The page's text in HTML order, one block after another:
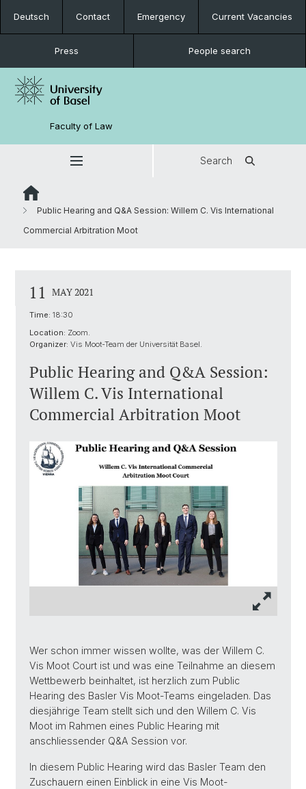
Deutsch Contact Emergency Current Vacancies
Press People search
Faculty of Law
Search
Public Hearing and Q&A Session: Willem C. Vis International
Commercial Arbitration Moot
11 MAY 2021
Time: 18:30
Location: Zoom.
Organizer: Vis Moot-Team der Universität Basel.
Public Hearing and Q&A Session:
Willem C. Vis International
Commercial Arbitration Moot
Wer schon immer wissen wollte, was der Willem C.
Vis Moot Court ist und was eine Teilnahme an diesem
Wettbewerb beinhaltet, ist herzlich zum Public
Hearing des Basler Vis Moot-Teams eingeladen. Das
diesjährige Team stellt sich und den Willem C. Vis
Moot im Rahmen eines Public Hearing mit
anschliessender Q&A Session vor.
In diesem Public Hearing wird das Basler Team den
Zuschauern einen Einblick in eine Vis Moot-